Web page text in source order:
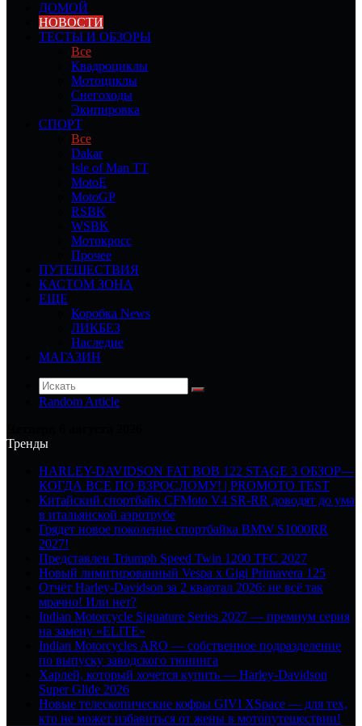
ДОМОЙ
НОВОСТИ
ТЕСТЫ И ОБЗОРЫ
Все
Квадроциклы
Мотоциклы
Снегоходы
Экипировка
СПОРТ
Все
Dakar
Isle of Man TT
MotoE
MotoGP
RSBK
WSBK
Мотокросс
Прочее
ПУТЕШЕСТВИЯ
КАСТОМ ЗОНА
ЕЩЕ
Коробка News
ЛИКБЕЗ
Наследие
МАГАЗИН
Random Article
Тренды
HARLEY-DAVIDSON FAT BOB 122 STAGE 3 ОБЗОР—
КОГДА ВСЕ ПО ВЗРОСЛОМУ! | PROMOTO TEST
Китайский спортбайк CFMoto V4 SR-RR доводят до ума
в итальянской аэротрубе
Грядет новое поколение спортбайка BMW S1000RR
2027!
Представлен Triumph Speed Twin 1200 TFC 2027
Новый лимитированный Vespa x Gigi Primavera 125
Отчёт Harley-Davidson за 2 квартал 2026: не всё так
мрачно! Или нет?
Indian Motorcycle Signature Series 2027 — премиум серия
на замену «ELITE»
Indian Motorcycles ARO — собственное подразделение
по выпуску заводского тюнинга
Харлей, который хочется купить — Harley-Davidson
Super Glide 2026
Новые телескопические кофры GIVI XSpace — для тех,
кто не может избавиться от жены в мотопутешествии!